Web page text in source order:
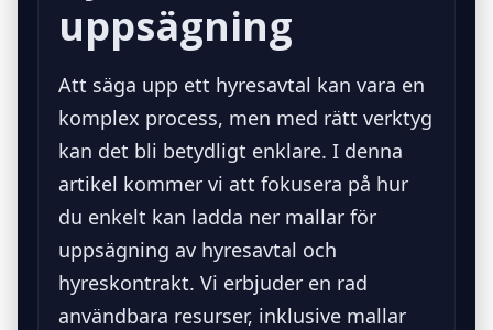
uppsägning
Att säga upp ett hyresavtal kan vara en
komplex process, men med rätt verktyg
kan det bli betydligt enklare. I denna
artikel kommer vi att fokusera på hur
du enkelt kan ladda ner mallar för
uppsägning av hyresavtal och
hyreskontrakt. Vi erbjuder en rad
användbara resurser, inklusive mallar